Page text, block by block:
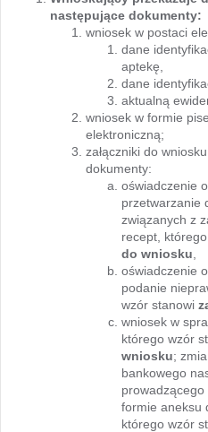
następujące dokumenty:
wniosek w postaci
dane
aptekę,
dane
aktualną
wniosek w formie
elektroniczną;
załączniki do
dokumenty:
oświadczenie
przetwarzanie
związanych z
recept,
do wniosku
oświadczenie
podanie
wzór stanowi
wniosek w
którego wzór
wniosku;
bankowego
formie aneksu
którego wzór